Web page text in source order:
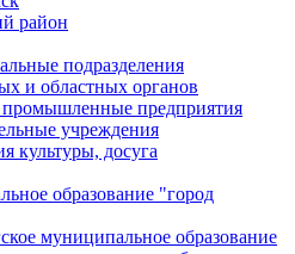
район
подразделения
и областных органов
предприятия
учреждения
культуры, досуга
образование "город
муниципальное образование